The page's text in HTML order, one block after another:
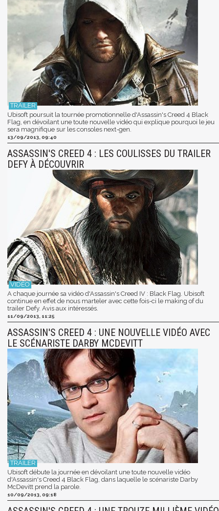
Ubisoft poursuit la tournée promotionnelle d'Assassin's Creed 4 Black
Flag, en dévoilant une toute nouvelle vidéo qui explique pourquoi le jeu
sera magnifique sur les consoles next-gen.
13/09/2013, 09:40
ASSASSIN'S CREED 4 : LES COULISSES DU TRAILER
DEFY À DÉCOUVRIR
A chaque journée sa vidéo d'Assassin's Creed IV : Black Flag. Ubisoft
continue en effet de nous marteler avec cette fois-ci le making of du
trailer Defy. Avis aux intéressés.
11/09/2013, 11:25
ASSASSIN'S CREED 4 : UNE NOUVELLE VIDÉO AVEC
LE SCÉNARISTE DARBY MCDEVITT
Ubisoft débute la journée en dévoilant une toute nouvelle vidéo
d'Assassin's Creed 4 Black Flag, dans laquelle le scénariste Darby
McDevitt prend la parole.
10/09/2013, 09:18